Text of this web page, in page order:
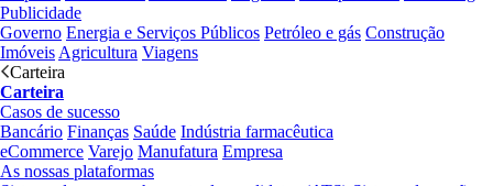
Publicidade
Governo Energia e Serviços Públicos Petróleo e gás Construção
Imóveis Agricultura Viagens
Carteira
Carteira
Casos de sucesso
Bancário Finanças Saúde Indústria farmacêutica
eCommerce Varejo Manufatura Empresa
As nossas plataformas